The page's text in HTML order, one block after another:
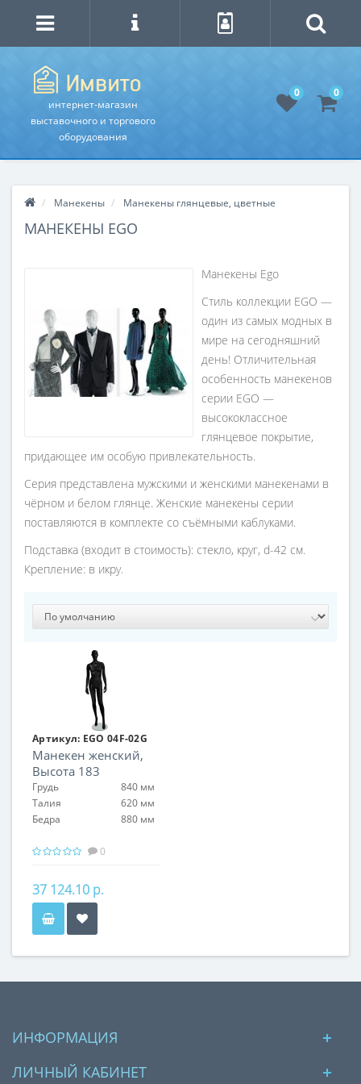
интернет-магазин
выставочного и торгового
оборудования
0 0
Манекены Манекены глянцевые, цветные
МАНЕКЕНЫ EGO
Манекены Ego
Стиль коллекции EGO —
один из самых модных в
мире на сегодняшний
день! Отличительная
особенность манекенов
серии EGO —
высококлассное
глянцевое покрытие,
придающее им особую привлекательность.
Серия представлена мужскими и женскими манекенами в
чёрном и белом глянце. Женские манекены серии
поставляются в комплекте со съёмными каблуками.
Подставка (входит в стоимость): стекло, круг, d-42 см.
Крепление: в икру.
Артикул: EGO 04F-02G
Манекен женский,
Высота 183
Грудь
840 мм
Талия
620 мм
Бедра
880 мм
0
37 124.10 р.
ИНФОРМАЦИЯ
ЛИЧНЫЙ КАБИНЕТ